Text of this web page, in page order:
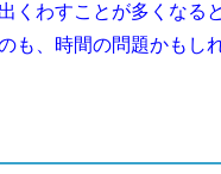
くわすことが多くなる
も、時間の問題かもし